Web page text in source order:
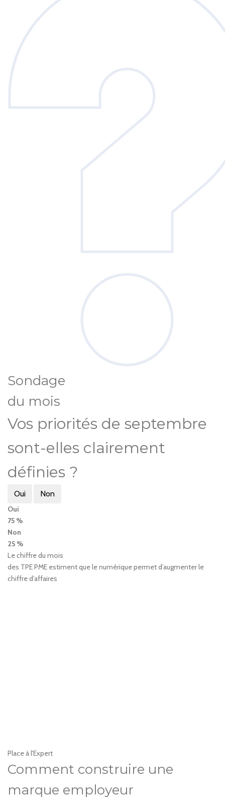
Sondage
du mois
Vos priorités de septembre
sont-elles clairement
définies ?
Oui Non
Oui
75 %
Non
25 %
Le chiffre du mois
des TPE PME estiment que le numérique permet d’augmenter le
chiffre d’affaires
Place à l'Expert
Comment construire une
marque employeur